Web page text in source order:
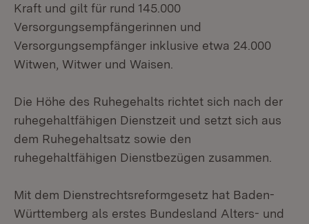
Kraft und gilt für rund 145.000
Versorgungsempfängerinnen und
Versorgungsempfänger inklusive etwa 24.000
Witwen, Witwer und Waisen.
Die Höhe des Ruhegehalts richtet sich nach der
ruhegehaltfähigen Dienstzeit und setzt sich aus
dem Ruhegehaltsatz sowie den
ruhegehaltfähigen Dienstbezügen zusammen.
Mit dem Dienstrechtsreformgesetz hat Baden-
Württemberg als erstes Bundesland Alters- und